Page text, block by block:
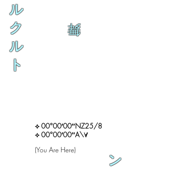
ル
ク
ル
ト
舞
ン
⟡ 00°00′00″NZ25/8
⟡ 00°00′00″A\∀
(You Are Here)